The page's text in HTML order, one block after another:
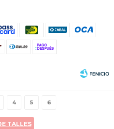
4 5 6
TALLES